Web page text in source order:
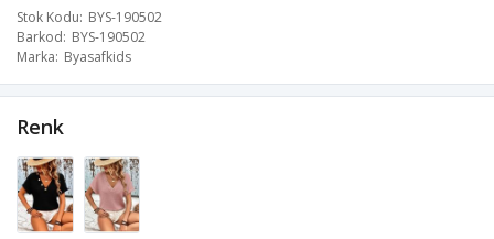
Stok Kodu BYS-190502
Barkod BYS-190502
Marka Byasafkids
Renk